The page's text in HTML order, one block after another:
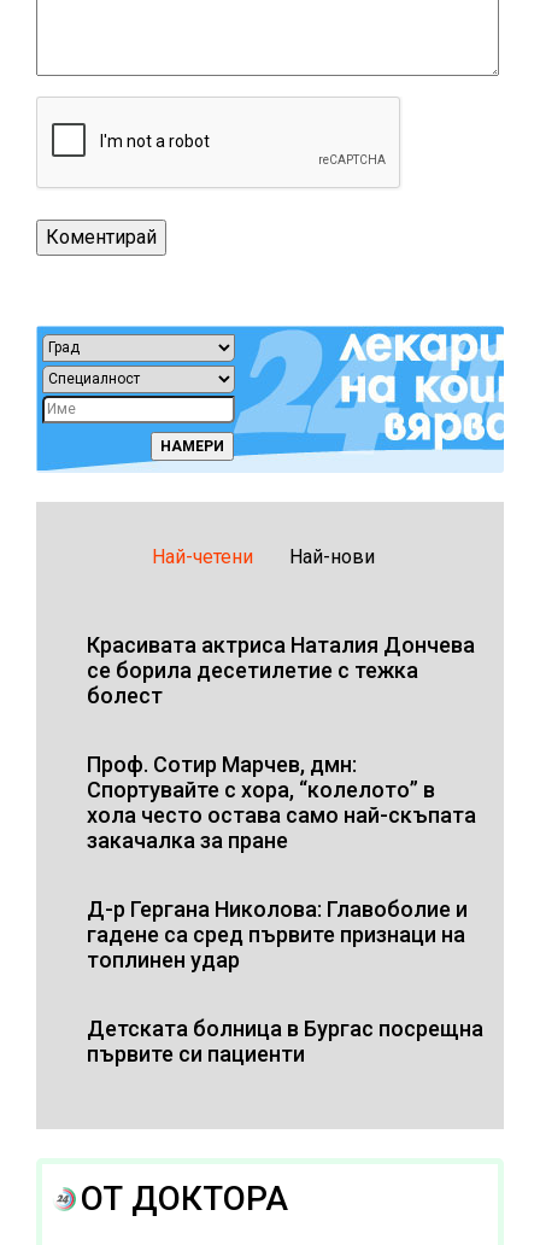
Най-четени Най-нови
Красивата актриса Наталия Дончева
се борила десетилетие с тежка
болест
Проф. Сотир Марчев, дмн:
Спортувайте с хора, “колелото” в
хола често остава само най-скъпата
закачалка за пране
Д-р Гергана Николова: Главоболие и
гадене са сред първите признаци на
топлинен удар
Детската болница в Бургас посрещна
първите си пациенти
ОТ ДОКТОРА